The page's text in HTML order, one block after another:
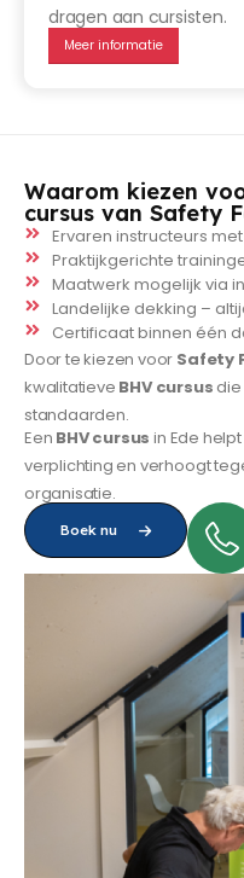
dragen aan cursisten.
Meer informatie
Waarom kiezen
cursus van Safety
Ervaren instructeurs
Praktijkgerichte
Maatwerk mogelijk via
Landelijke dekking –
Certificaat binnen één
Door te kiezen voor Safety
kwalitatieve BHV cursus
standaarden.
Een BHV cursus in Ede
verplichting en verhoogt
organisatie.
Boek nu